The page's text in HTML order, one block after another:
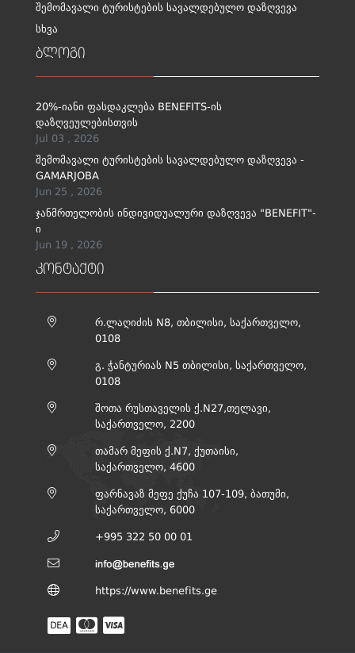
შემომავალი ტურისტების სავალდებულო დაზღვევა
სხვა
ბლოგი
20%-იანი ფასდაკლება BENEFITS-ის
დაზღვეულებისთვის
Jul 03 , 2026
შემომავალი ტურისტების სავალდებულო დაზღვევა -
GAMARJOBA
Jun 25 , 2026
ჯანმრთელობის ინდივიდუალური დაზღვევა "BENEFIT"-
ი
Jun 19 , 2026
კონტაქტი
რ.ლაღიძის N8, თბილისი, საქართველო,
0108
გ. ჭანტურიას N5 თბილისი, საქართველო,
0108
შოთა რუსთაველის ქ.N27,თელავი,
საქართველო, 2200
თამარ მეფის ქ.N7, ქუთაისი,
საქართველო, 4600
ფარნავაზ მეფე ქუჩა 107-109, ბათუმი,
საქართველო, 6000
+995 322 50 00 01
https://www.benefits.ge
DEA